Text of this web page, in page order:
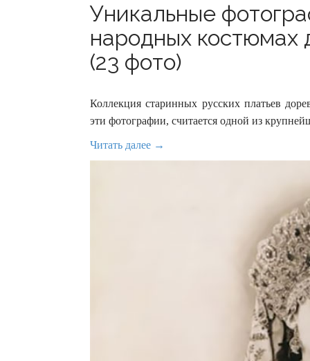
Уникальные
народных
(23 фото)
Коллекция старинных русских платьев
эти фотографии, считается одной из
Читать далее →